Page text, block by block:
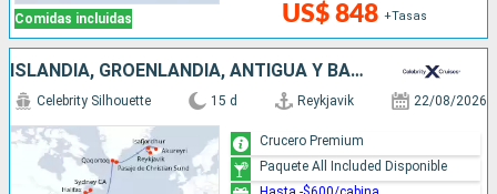
Comidas incluidas US$ 848 +Tasas
ISLANDIA, GROENLANDIA, ANTIGUA Y BARBUDA, CANADÁ, ESTADOS UNIDOS
Celebrity Silhouette 15 d Reykjavik 22/08/2026
Crucero Premium
Paquete All Included Disponible